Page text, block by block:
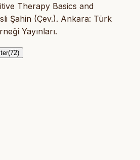
Therapy Basics and
Şahin (Çev.). Ankara: Türk
Yayınları.